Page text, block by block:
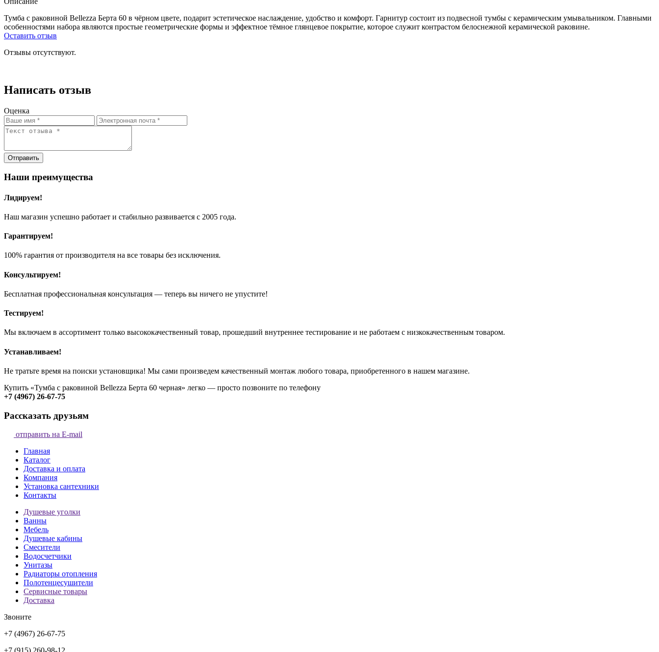
Тумба с раковиной Bellezza Берта 60 в чёрном цвете, подарит эстетическое наслаждение, удобство и комфорт. Гарнитур состоит из подвесной тумбы с керамическим умывальником. Главными
особенностями набора являются простые геометрические формы и эффектное тёмное глянцевое покрытие, которое служит контрастом белоснежной керамической раковине.
Оставить отзыв
Отзывы отсутствуют.
Написать отзыв
Оценка
Отправить
Наши преимущества
Лидируем!
Наш магазин успешно работает и стабильно развивается с 2005 года.
Гарантируем!
100% гарантия от производителя на все товары без исключения.
Консультируем!
Бесплатная профессиональная консультация — теперь вы ничего не упустите!
Тестируем!
Мы включаем в ассортимент только высококачественный товар, прошедший внутреннее тестирование и не работаем с низкокачественным товаром.
Устанавливаем!
Не тратьте время на поиски установщика! Мы сами произведем качественный монтаж любого товара, приобретенного в нашем магазине.
Купить «Тумба с раковиной Bellezza Берта 60 черная» легко — просто позвоните по телефону
+7 (4967) 26-67-75
Рассказать друзьям
отправить на E-mail
Главная
Каталог
Доставка и оплата
Компания
Установка сантехники
Контакты
Душевые уголки
Ванны
Мебель
Душевые кабины
Смесители
Водосчетчики
Унитазы
Радиаторы отопления
Полотенцесушители
Сервисные товары
Доставка
Звоните
+7 (4967) 26-67-75